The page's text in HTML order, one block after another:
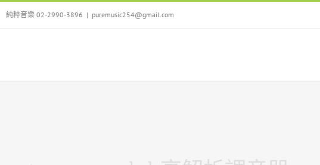
Skip
content
純粹音樂 02-2990-3896 | puremusic254@gmail.com